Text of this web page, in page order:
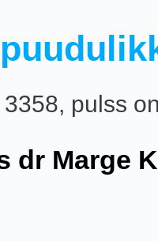
pulss
dr Marge